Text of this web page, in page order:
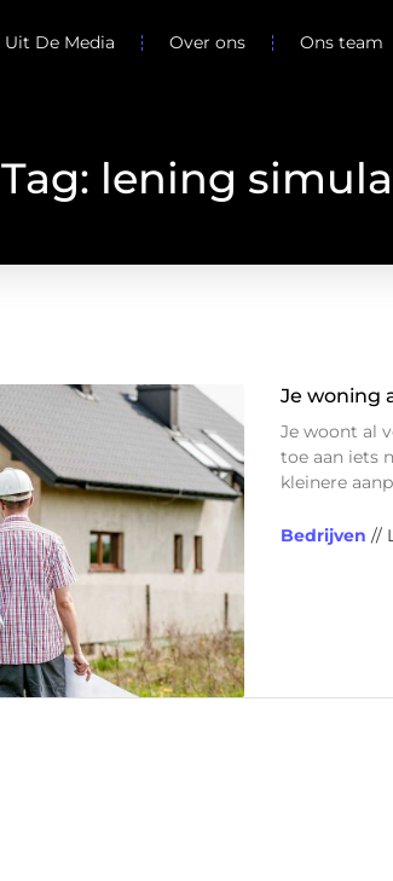
Uit De Media Over ons Ons team
Tag: lening
Je woning
Je woont al
toe aan iets
kleinere
Bedrijven //